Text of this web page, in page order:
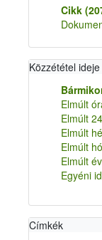
Cikk
Közzététel ideje
Elmúlt
Elmúlt
Elmúlt
Elmúlt
Elmúlt év
Egyéni
Címkék